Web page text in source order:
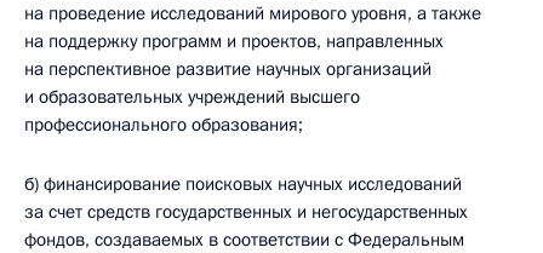
на проведение исследований мирового уровня, а также
на поддержку программ и проектов, направленных
на перспективное развитие научных организаций
и образовательных учреждений высшего
профессионального образования;
б) финансирование поисковых научных исследований
за счет средств государственных и негосударственных
фондов, создаваемых в соответствии с Федеральным